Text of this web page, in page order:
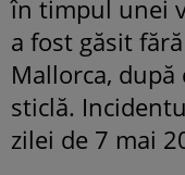
în timpul unei
a fost găsit
Mallorca, după
sticlă.
zilei de 7 mai